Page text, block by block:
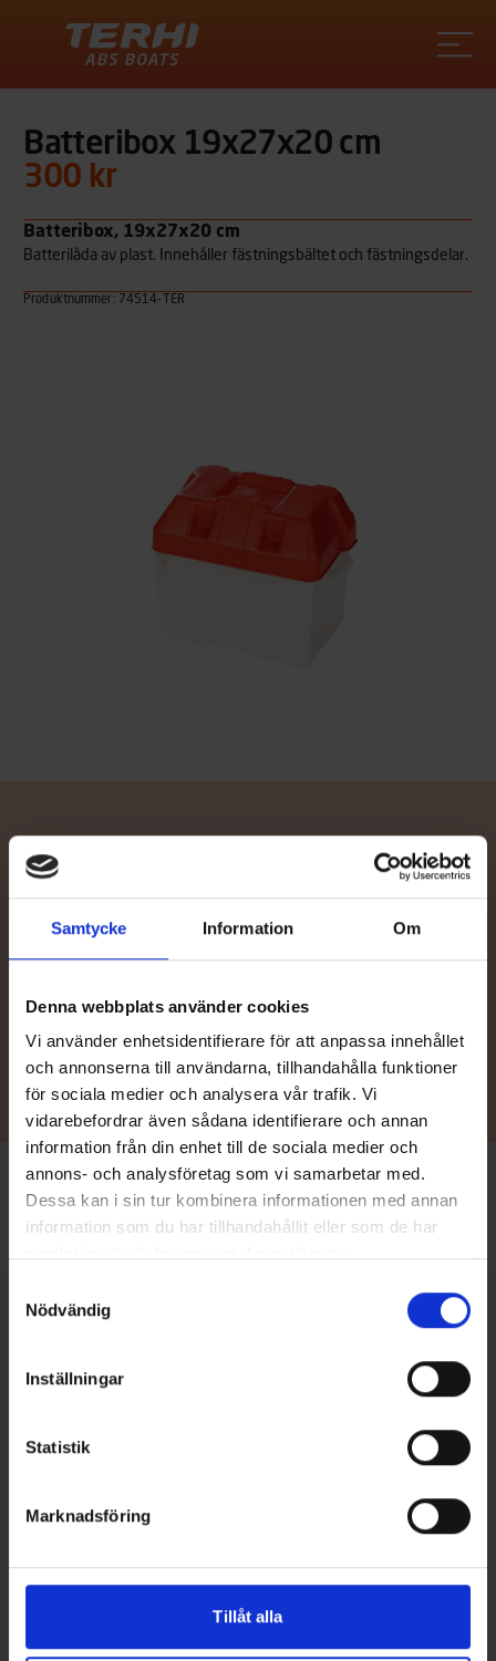
Samtycke Information Om
Denna webbplats använder cookies
Vi använder enhetsidentifierare för att anpassa innehållet
och annonserna till användarna, tillhandahålla funktioner
för sociala medier och analysera vår trafik. Vi
vidarebefordrar även sådana identifierare och annan
information från din enhet till de sociala medier och
annons- och analysföretag som vi samarbetar med.
Dessa kan i sin tur kombinera informationen med annan
information som du har tillhandahållit eller som de har
Nödvändig
Inställningar
Statistik
Marknadsföring
Tillåt alla
Batteribox 19x27x20 cm
300 kr
Batteribox, 19x27x20 cm
Batterilåda av plast. Innehåller fästningsbältet och fästningsdelar.
Produktnummer: 74514-TER
Kontakta återförsäljare
Behöver du hjälp med val av båt eller tillbehör, eller vill du be om
Väckte vi ditt intresse?
våra Terhi-båtar eller -tillbehör. Så om vi har väckt ditt intresse,
men du fortfarande har frågor som behöver besvaras, vill ge oss
tveka inte att ta kontakt. För offertbegäran, vänligen använddetta
formulär.
Du kan naturligtvis också kontakta oss via sociala medier. Du hittar
länkar till våra använda kanaler längst ner på sidan.
Ta kontakt